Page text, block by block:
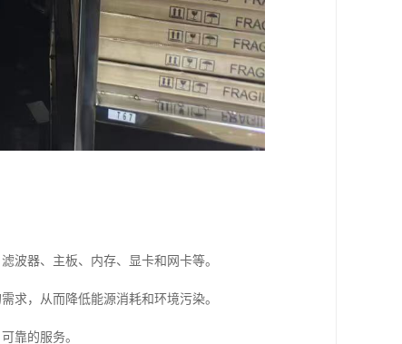
波器、主板、内存、显卡和网卡等。
求，从而降低能源消耗和环境污染。
靠的服务。